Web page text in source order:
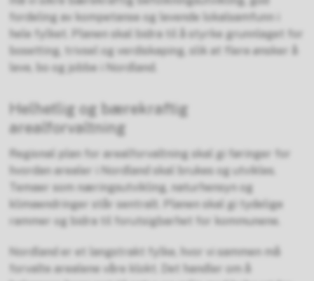
fordeling av kompetanse og levende lokalsamfunn i
hele fylket. Planen skal bidra til å styrke grunnlaget for
bosetting, trivsel og verdiskaping, slik at flere ønsker å
leve, bo og jobbe i Nordland.
Helhetlig og bærekraftig
arealforvaltning
Regional plan for arealforvaltning skal gi føringer for
hvordan arealer i Nordland skal brukes og utvikles.
Temaer som næringsutvikling, naturhensyn og
klimaendringer står sentralt. Planen skal gi tydelige
rammer og bidra til forutsigbarhet for kommunene.
Nordland er et langstrakt fylke, hvor vi sammen må
forvalte arealene våre klokt. Det handler om å